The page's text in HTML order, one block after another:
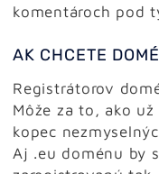
komentároch pod
AK CHCETE
Registrátorov
Môže za to, ako
kopec
Aj .eu doménu by